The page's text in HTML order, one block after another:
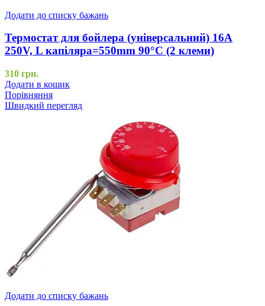
Додати до списку бажань
Термостат для бойлера (універсальний) 16A
250V, L капіляра=550mm 90°C (2 клеми)
310 грн.
Додати в кошик
Порівняння
Швидкий перегляд
Додати до списку бажань